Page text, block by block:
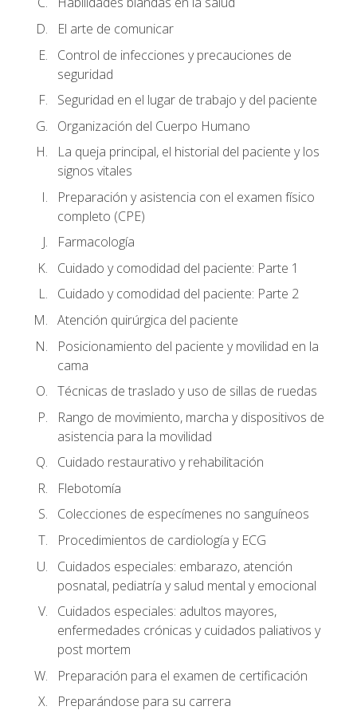
El arte de comunicar
Control de infecciones y precauciones de
seguridad
Seguridad en el lugar de trabajo y del paciente
Organización del Cuerpo Humano
La queja principal, el historial del paciente y los
signos vitales
Preparación y asistencia con el examen físico
completo (CPE)
Farmacología
Cuidado y comodidad del paciente: Parte 1
Cuidado y comodidad del paciente: Parte 2
Atención quirúrgica del paciente
Posicionamiento del paciente y movilidad en la
cama
Técnicas de traslado y uso de sillas de ruedas
Rango de movimiento, marcha y dispositivos de
asistencia para la movilidad
Cuidado restaurativo y rehabilitación
Flebotomía
Colecciones de especímenes no sanguíneos
Procedimientos de cardiología y ECG
Cuidados especiales: embarazo, atención
posnatal, pediatría y salud mental y emocional
Cuidados especiales: adultos mayores,
enfermedades crónicas y cuidados paliativos y
post mortem
Preparación para el examen de certificación
Preparándose para su carrera